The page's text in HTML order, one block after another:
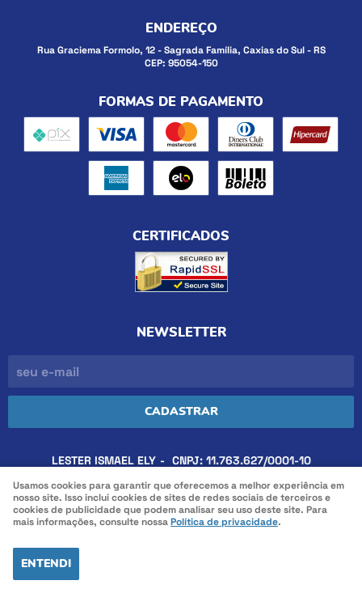
ENDEREÇO
Rua Graciema Formolo, 12-Sagrada Família, Caxias do Sul-RS
CEP: 95054-150
FORMAS DE PAGAMENTO
CERTIFICADOS
NEWSLETTER
CADASTRAR
LESTER ISMAEL ELY CNPJ: 11.763.627/0001-10
LOJA VIRTUAL CRIADA POR
Usamos cookies para garantir que oferecemos a melhor experiência em
nosso site. Isso inclui cookies de sites de redes sociais de terceiros e
cookies de publicidade que podem analisar seu uso deste site. Para
mais informações, consulte nossaPolítica de privacidade.
ENTENDI